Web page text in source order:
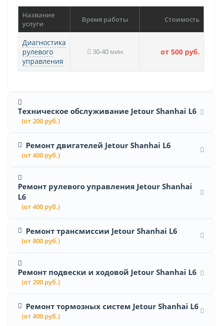
Название
услуги
Время работы Стоимость
Диагностика
рулевого
управления
30-40 мин от 500 руб.
Техническое обслуживание Jetour Shanhai L6
(от 200 руб.)
Ремонт двигателей Jetour Shanhai L6
(от 400 руб.)
Ремонт рулевого управления Jetour Shanhai
L6
(от 400 руб.)
Ремонт трансмиссии Jetour Shanhai L6
(от 800 руб.)
Ремонт подвески и ходовой Jetour Shanhai L6
(от 200 руб.)
Ремонт тормозных систем Jetour Shanhai L6
(от 400 руб.)